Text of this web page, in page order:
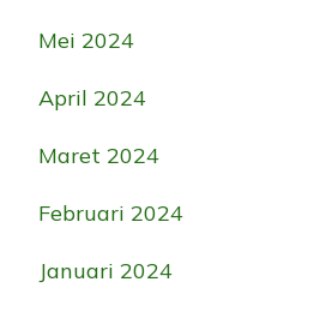
Mei 2024
April 2024
Maret 2024
Februari 2024
Januari 2024